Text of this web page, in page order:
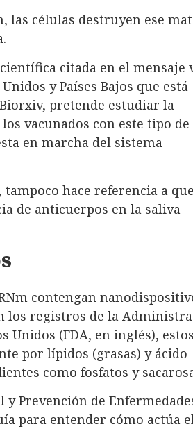
las células destruyen ese
citada en el mensaje
y Países Bajos que está
pretende estudiar la
vacunados con este tipo de
en marcha del sistema
hace referencia a
de anticuerpos en la saliva
contengan
los registros de la
Unidos (FDA, en inglés), estos
por lípidos (grasas) y ácido
como fosfatos y
Prevención de
para entender cómo actúa